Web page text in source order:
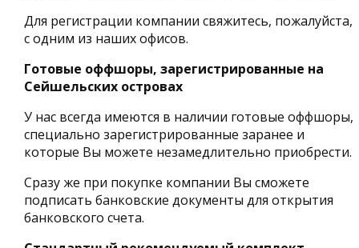
Для регистрации компании свяжитесь, пожалуйста,
с одним из наших офисов.
Готовые оффшоры, зарегистрированные на
Сейшельских островах
У нас всегда имеются в наличии готовые оффшоры,
специально зарегистрированные заранее и
которые Вы можете незамедлительно приобрести.
Сразу же при покупке компании Вы сможете
подписать банковские документы для открытия
банковского счета.